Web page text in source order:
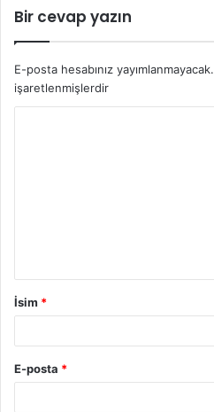
Bir cevap yazın
E-posta hesabınız yayımlanmayacak.
işaretlenmişlerdir
İsim *
E-posta *